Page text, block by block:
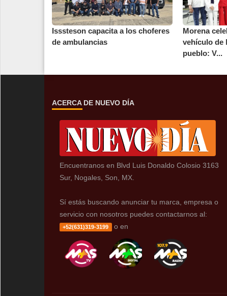
Isssteson capacita a los choferes
de ambulancias
Morena
vehículo de
pueblo: V...
ACERCA DE NUEVO DÍA
Encuentranos en Blvd Luis Donaldo Colosio 3163
Sur, Nogales, Son, MX.
Sí estás buscando anunciar tu marca, empresa o
servicio con nosotros puedes contactarnos al:
+52(631)319-3199 o en